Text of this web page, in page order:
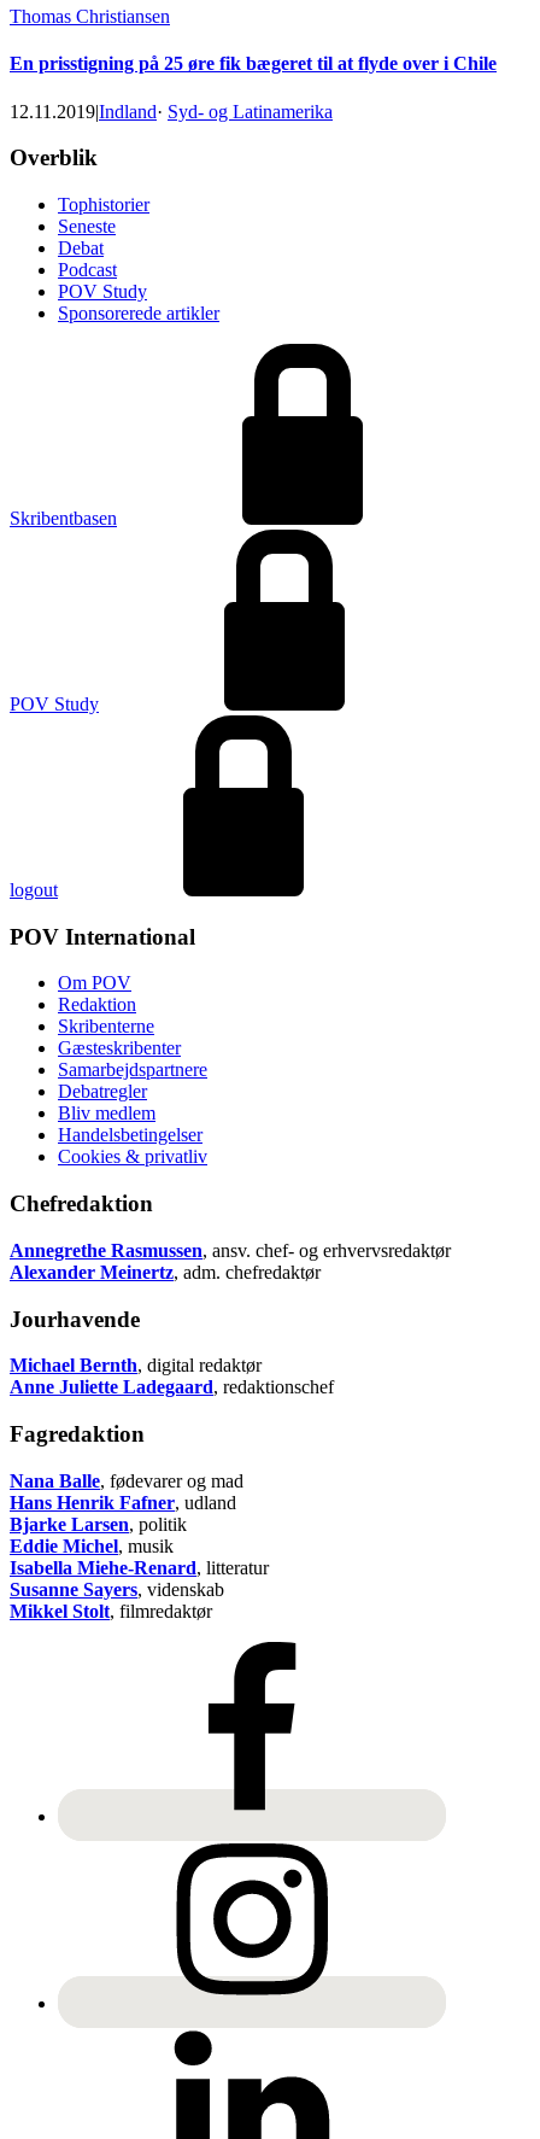
Thomas Christiansen
En prisstigning på 25 øre fik bægeret til at flyde over i Chile
12.11.2019|Indland· Syd- og Latinamerika
Footer
Overblik
Tophistorier
Seneste
Debat
Podcast
POV Study
Sponsorerede artikler
Skribentbasen
POV Study
logout
POV International
Om POV
Redaktion
Skribenterne
Gæsteskribenter
Samarbejdspartnere
Debatregler
Bliv medlem
Handelsbetingelser
Cookies & privatliv
Chefredaktion
Annegrethe Rasmussen, ansv. chef- og erhvervsredaktør
Alexander Meinertz, adm. chefredaktør
Jourhavende
Michael Bernth, digital redaktør
Anne Juliette Ladegaard, redaktionschef
Fagredaktion
Nana Balle, fødevarer og mad
Hans Henrik Fafner, udland
Bjarke Larsen, politik
Eddie Michel, musik
Isabella Miehe-Renard, litteratur
Susanne Sayers, videnskab
Mikkel Stolt, filmredaktør